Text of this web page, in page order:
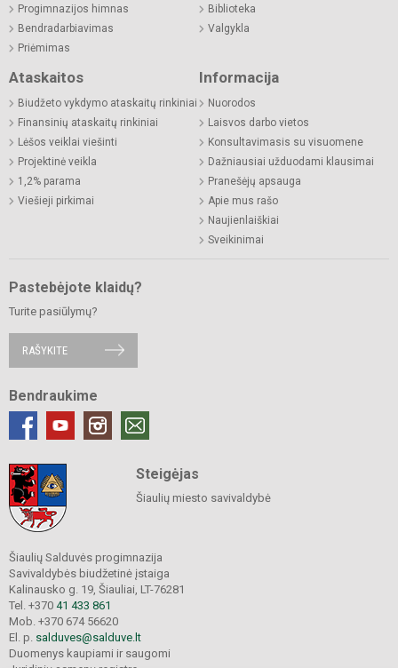
Progimnazijos himnas
Bendradarbiavimas
Priėmimas
Biblioteka
Valgykla
Ataskaitos
Biudžeto vykdymo ataskaitų rinkiniai
Finansinių ataskaitų rinkiniai
Lėšos veiklai viešinti
Projektinė veikla
1,2% parama
Viešieji pirkimai
Informacija
Nuorodos
Laisvos darbo vietos
Konsultavimasis su visuomene
Dažniausiai užduodami klausimai
Pranešėjų apsauga
Apie mus rašo
Naujienlaiškiai
Sveikinimai
Pastebėjote klaidų?
Turite pasiūlymų?
RAŠYKITE
Bendraukime
Steigėjas
Šiaulių miesto savivaldybė
Šiaulių Salduvės progimnazija
Savivaldybės biudžetinė įstaiga
Kalinausko g. 19, Šiauliai, LT-76281
Tel. +370 41 433 861
Mob. +370 674 56620
El. p. salduves@salduve.lt
Duomenys kaupiami ir saugomi